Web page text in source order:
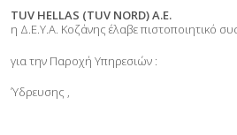
TUV HELLAS (TUV NORD) Α.Ε.
η Δ.Ε.Υ.Α. Κοζάνης έλαβε πιστοποιητικό
για την Παροχή Υπηρεσιών :
Ύδρευσης ,